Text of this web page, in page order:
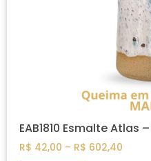
EAB1810 Esmalte Atlas
R$ 42,00 – R$ 602,40